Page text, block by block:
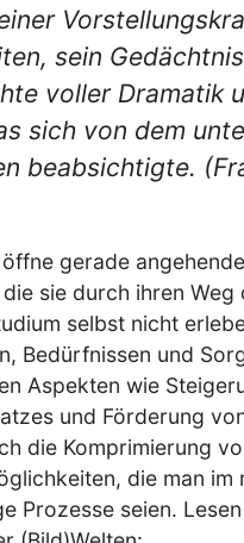
sein
voller Dramatik
sich von dem
beabsichtigte.
gerade
sie durch ihren
selbst nicht
Bedürfnissen und
Aspekten wie
und Förderung
die Komprimierung
die man
Prozesse seien.